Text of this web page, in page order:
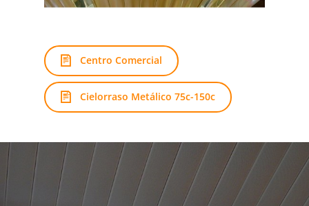
Centro Comercial
Cielorraso Metálico 75c-150c